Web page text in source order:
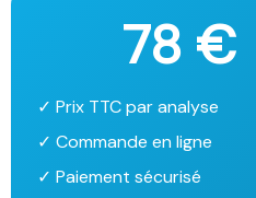
78 €
✓ Prix TTC par analyse
✓ Commande en ligne
✓ Paiement sécurisé